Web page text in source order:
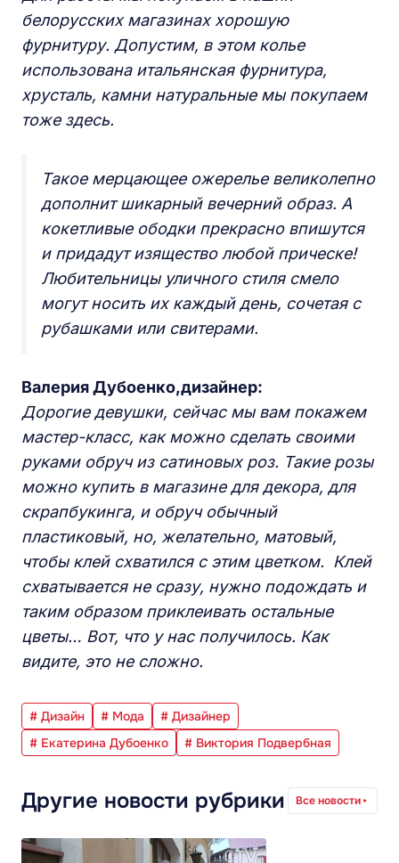
белорусских магазинах хорошую
фурнитуру. Допустим, в этом колье
использована итальянская фурнитура,
хрусталь, камни натуральные мы покупаем
тоже здесь.
Такое мерцающее ожерелье великолепно
дополнит шикарный вечерний образ. А
кокетливые ободки прекрасно впишутся
и придадут изящество любой прическе!
Любительницы уличного стиля смело
могут носить их каждый день, сочетая с
рубашками или свитерами.
Валерия Дубоенко,дизайнер:
Дорогие девушки, сейчас мы вам покажем
мастер-класс, как можно сделать своими
руками обруч из сатиновых роз. Такие розы
можно купить в магазине для декора, для
скрапбукинга, и обруч обычный
пластиковый, но, желательно, матовый,
чтобы клей схватился с этим цветком. Клей
схватывается не сразу, нужно подождать и
таким образом приклеивать остальные
цветы… Вот, что у нас получилось. Как
видите, это не сложно.
# Дизайн # Мода
# Дизайнер
# Екатерина Дубоенко
# Виктория Подвербная
Другие новости рубрики Все новости